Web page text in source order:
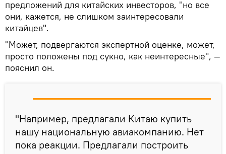
предложений для китайских инвесторов, "но все
они, кажется, не слишком заинтересовали
китайцев".
"Может, подвергаются экспертной оценке, может,
просто положены под сукно, как неинтересные", —
пояснил он.
"Например, предлагали Китаю купить
нашу национальную авиакомпанию. Нет
пока реакции. Предлагали построить